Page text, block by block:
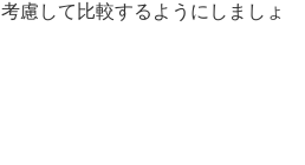
慮して比較するようにしましょ